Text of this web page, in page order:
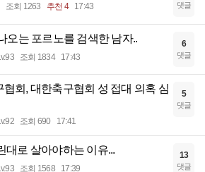
조회 1263 추천 4 17:43 댓글
오는 포르노를 검색한 남자..
조회 1834 17:43
6
댓글
협회, 대한축구협회 성 접대 의혹 심
조회 690 17:41
5
댓글
대로 살아야하는 이유...
조회 1568 17:39
13
댓글